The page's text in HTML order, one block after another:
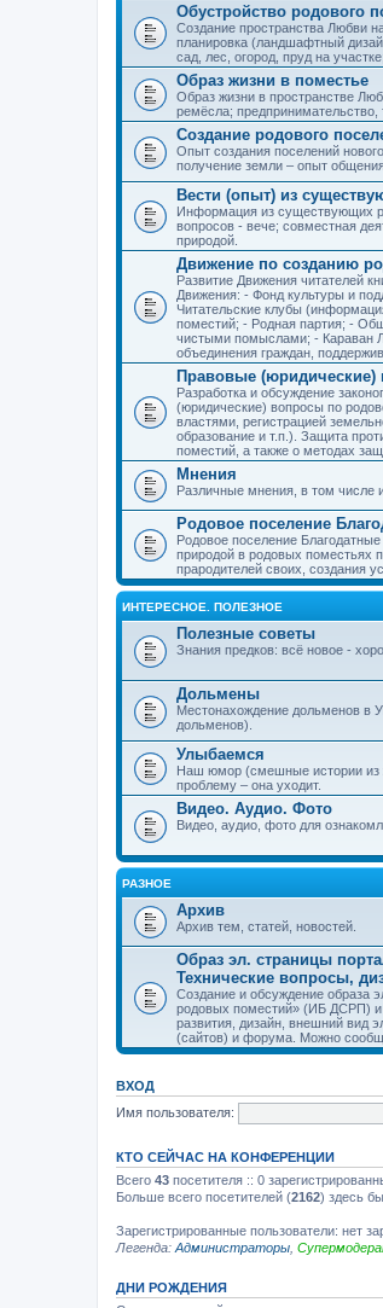
Обустройство родового
Создание пространства Любви
планировка (ландшафтный
сад, лес, огород, пруд на
Образ жизни в поместье
Образ жизни в пространстве
ремёсла; предпринимательство,
Создание родового
Опыт создания поселений
получение земли – опыт
Вести (опыт) из
Информация из существующих
вопросов - вече; совместная
природой.
Движение по созданию
Развитие Движения читателей
Движения: - Фонд культуры и
Читательские клубы
поместий; - Родная партия; -
чистыми помыслами; - Караван
объединения граждан,
Правовые
Разработка и обсуждение
(юридические) вопросы по
властями, регистрацией
образование и т.п.). Защита
поместий, а также о методах
Мнения
Различные мнения, в том числе
Родовое поселение
Родовое поселение
природой в родовых поместьях
прародителей своих, создания
ИНТЕРЕСНОЕ. ПОЛЕЗНОЕ
Полезные советы
Знания предков: всё новое -
Дольмены
Местонахождение дольменов в
дольменов).
Улыбаемся
Наш юмор (смешные истории из
проблему – она уходит.
Видео. Аудио. Фото
Видео, аудио, фото для
РАЗНОЕ
Архив
Архив тем, статей, новостей.
Образ эл. страницы
Технические вопросы,
Создание и обсуждение образа
родовых поместий» (ИБ ДСРП) и
развития, дизайн, внешний вид
(сайтов) и форума. Можно
ВХОД
Имя пользователя:
КТО СЕЙЧАС НА КОНФЕРЕНЦИИ
Всего 43 посетителя :: 0
Больше всего посетителей (2162) здесь
Зарегистрированные пользователи: нет
Легенда: Администраторы
ДНИ РОЖДЕНИЯ